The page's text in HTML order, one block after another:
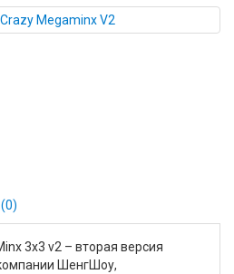
3x3 v2 – вторая версия
ШенгШоу,